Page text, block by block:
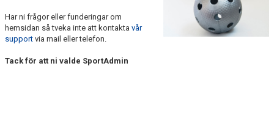
KONTAKT
Har ni frågor eller funderingar om
hemsidan så tveka inte att kontakta vår
support via mail eller telefon.
Tack för att ni valde SportAdmin